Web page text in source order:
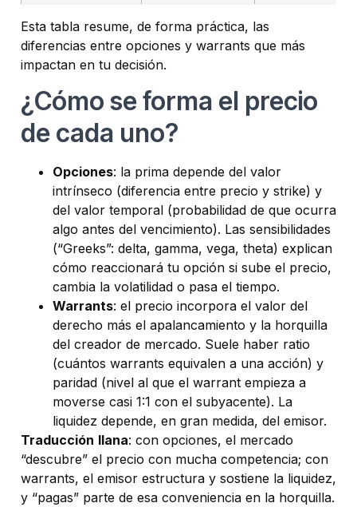
Esta tabla resume, de forma práctica, las
diferencias entre opciones y warrants que más
impactan en tu decisión.
¿Cómo se forma el precio
de cada uno?
Opciones: la prima depende del valor
intrínseco (diferencia entre precio y strike) y
del valor temporal (probabilidad de que ocurra
algo antes del vencimiento). Las sensibilidades
(“Greeks”: delta, gamma, vega, theta) explican
cómo reaccionará tu opción si sube el precio,
cambia la volatilidad o pasa el tiempo.
Warrants: el precio incorpora el valor del
derecho más el apalancamiento y la horquilla
del creador de mercado. Suele haber ratio
(cuántos warrants equivalen a una acción) y
paridad (nivel al que el warrant empieza a
moverse casi 1:1 con el subyacente). La
liquidez depende, en gran medida, del emisor.
Traducción llana: con opciones, el mercado
“descubre” el precio con mucha competencia; con
warrants, el emisor estructura y sostiene la liquidez,
y “pagas” parte de esa conveniencia en la horquilla.